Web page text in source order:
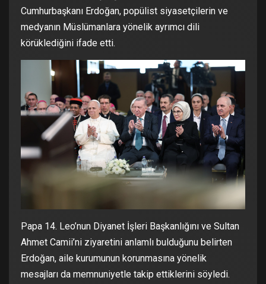
Cumhurbaşkanı Erdoğan, popülist siyasetçilerin ve
medyanın Müslümanlara yönelik ayrımcı dili
körüklediğini ifade etti.
Papa 14. Leo’nun Diyanet İşleri Başkanlığını ve Sultan
Ahmet Camii’ni ziyaretini anlamlı bulduğunu belirten
Erdoğan, aile kurumunun korunmasına yönelik
mesajları da memnuniyetle takip ettiklerini söyledi.